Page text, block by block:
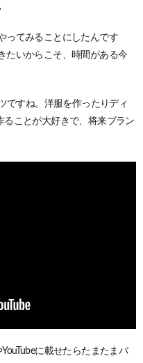
ってみることにしたんです
たいからこそ、時間がある今
ですね。洋服を作ったりディ
ことが大好きで、将来ブラン
に載せたらたまたまバ